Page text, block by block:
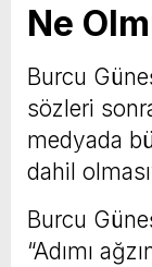
Ne
Burcu
sözleri
medyada
dahil
Burcu
“Adımı